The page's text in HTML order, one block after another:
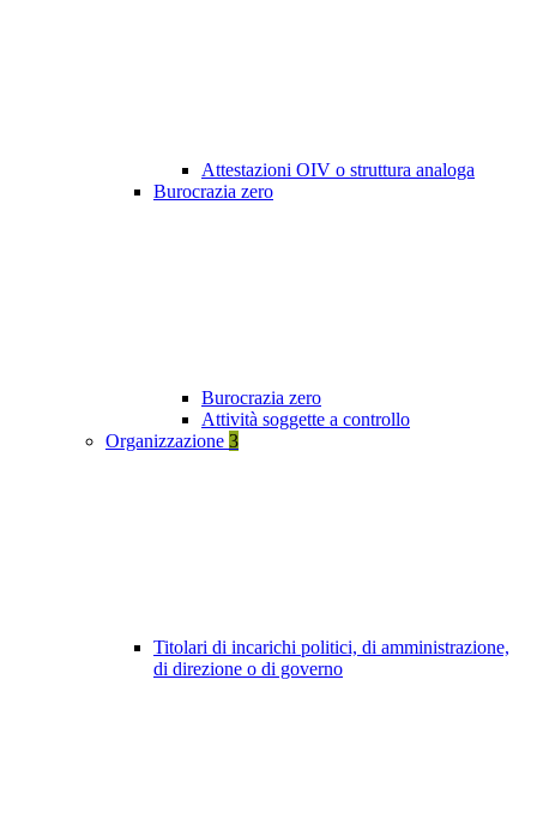
Attestazioni OIV o struttura analoga
Burocrazia zero
Burocrazia zero
Attività soggette a controllo
Organizzazione 3
Titolari di incarichi politici, di amministrazione,
di direzione o di governo